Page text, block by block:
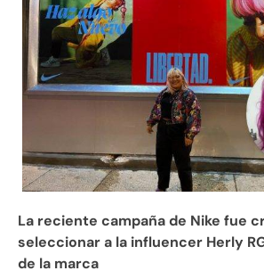
La reciente campaña de Nike fue
seleccionar a la influencer Herly
de la marca